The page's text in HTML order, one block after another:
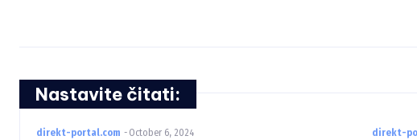
Nastavite čitati:
direkt-portal.com - October 6, 2024 direkt-